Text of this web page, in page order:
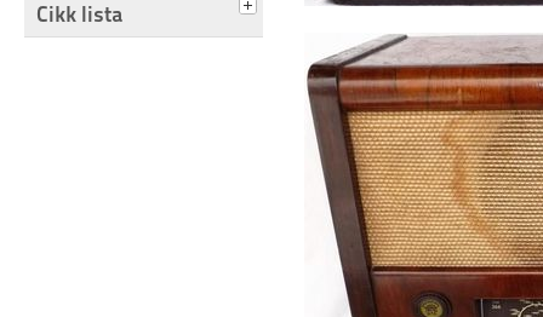
Cikk lista